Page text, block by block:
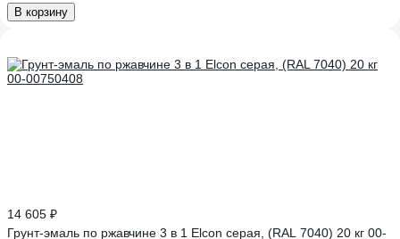
В корзину
14 605 ₽
Грунт-эмаль по ржавчине 3 в 1 Elcon серая, (RAL 7040) 20 кг 00-